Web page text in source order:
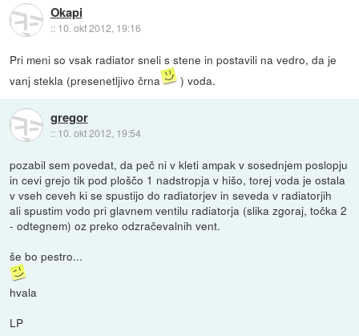
Okapi
:: 10. okt 2012, 19:16
Pri meni so vsak radiator sneli s stene in postavili na vedro, da je
vanj stekla (presenetljivo črna
) voda.
gregor
:: 10. okt 2012, 19:54
pozabil sem povedat, da peč ni v kleti ampak v sosednjem poslopju
in cevi grejo tik pod ploščo 1 nadstropja v hišo, torej voda je ostala
v vseh ceveh ki se spustijo do radiatorjev in seveda v radiatorjih
ali spustim vodo pri glavnem ventilu radiatorja (slika zgoraj, točka 2
- odtegnem) oz preko odzračevalnih vent.
še bo pestro...
hvala
LP